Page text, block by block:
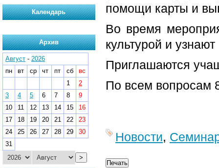
помощи карты и
Во время
культурой и
Приглашаются
По всем вопросам
Новости,
Календарь
Архив
Август - 2026
пн
вт ср чт пт сб
вс
1
2
3
4 5 6 7 8
9
10
11 12 13 14 15
16
17
18 19 20 21 22
23
24
25 26 27 28 29
30
31
>